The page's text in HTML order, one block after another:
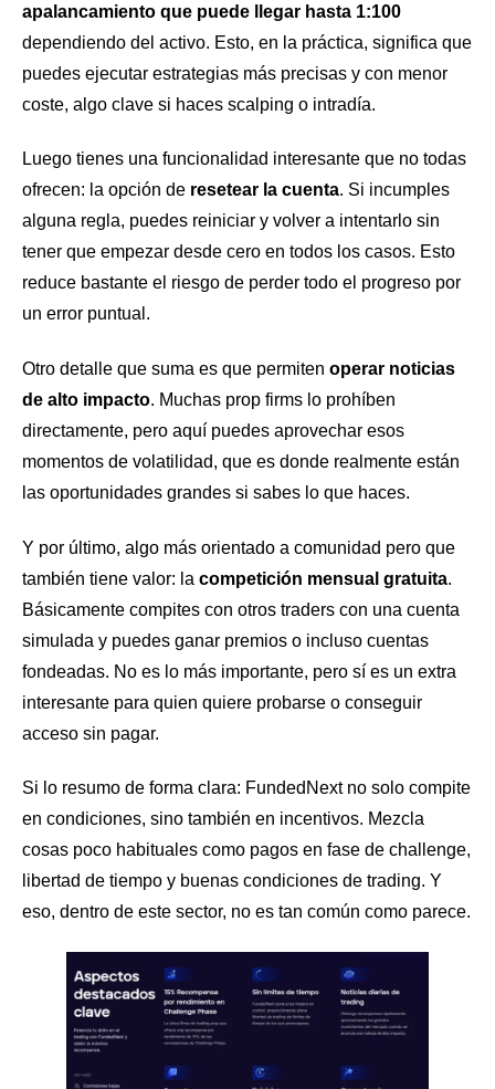
apalancamiento que puede llegar hasta 1:100
dependiendo del activo. Esto, en la práctica, significa que
puedes ejecutar estrategias más precisas y con menor
coste, algo clave si haces scalping o intradía.
Luego tienes una funcionalidad interesante que no todas
ofrecen: la opción de resetear la cuenta. Si incumples
alguna regla, puedes reiniciar y volver a intentarlo sin
tener que empezar desde cero en todos los casos. Esto
reduce bastante el riesgo de perder todo el progreso por
un error puntual.
Otro detalle que suma es que permiten operar noticias
de alto impacto. Muchas prop firms lo prohíben
directamente, pero aquí puedes aprovechar esos
momentos de volatilidad, que es donde realmente están
las oportunidades grandes si sabes lo que haces.
Y por último, algo más orientado a comunidad pero que
también tiene valor: la competición mensual gratuita.
Básicamente compites con otros traders con una cuenta
simulada y puedes ganar premios o incluso cuentas
fondeadas. No es lo más importante, pero sí es un extra
interesante para quien quiere probarse o conseguir
acceso sin pagar.
Si lo resumo de forma clara: FundedNext no solo compite
en condiciones, sino también en incentivos. Mezcla
cosas poco habituales como pagos en fase de challenge,
libertad de tiempo y buenas condiciones de trading. Y
eso, dentro de este sector, no es tan común como parece.